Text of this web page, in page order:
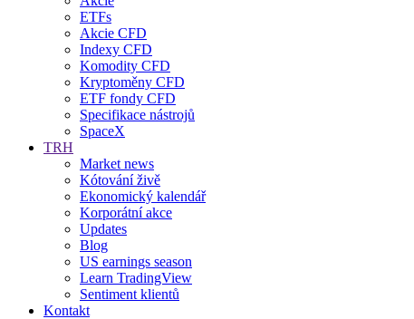
ETFs
Akcie CFD
Indexy CFD
Komodity CFD
Kryptoměny CFD
ETF fondy CFD
Specifikace nástrojů
SpaceX
TRH
Market news
Kótování živě
Ekonomický kalendář
Korporátní akce
Updates
Blog
US earnings season
Learn TradingView
Sentiment klientů
Kontakt